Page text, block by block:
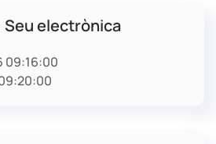
electrònica
09:16:00